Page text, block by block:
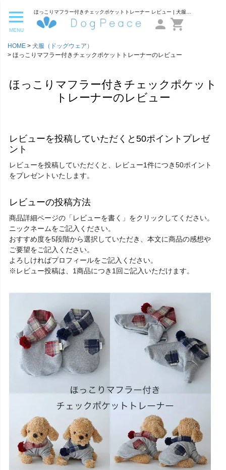
MENU
HOME
犬服（ドッグウェア）
ほっこりマフラー付きチェックポケットトレーナーのレビュー
ほっこりマフラー付きチェックポケット
トレーナーのレビュー
レビューを投稿していただくと50ポイントプレゼ
ント
レビューを投稿していただくと、レビュー1件につき50ポイント
をプレゼントいたします。
レビューの投稿方法
商品詳細ページの「レビューを書く」をクリックしてください。
ニックネームをご記入ください。
おすすめ度を5段階から選択していただき、本文に商品の感想や
ご要望をご記入ください。
よろしければプロフィールをご記入ください。
※レビュー投稿は、1商品につき1回ご記入いただけます。